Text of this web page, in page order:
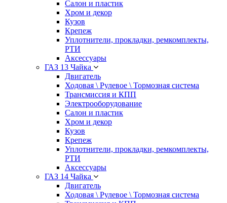
Салон и пластик
Хром и декор
Кузов
Крепеж
Уплотнители, прокладки, ремкомплекты,
РТИ
Аксессуары
ГАЗ 13 Чайка
Двигатель
Ходовая \ Рулевое \ Тормозная система
Трансмиссия и КПП
Электрооборудование
Салон и пластик
Хром и декор
Кузов
Крепеж
Уплотнители, прокладки, ремкомплекты,
РТИ
Аксессуары
ГАЗ 14 Чайка
Двигатель
Ходовая \ Рулевое \ Тормозная система